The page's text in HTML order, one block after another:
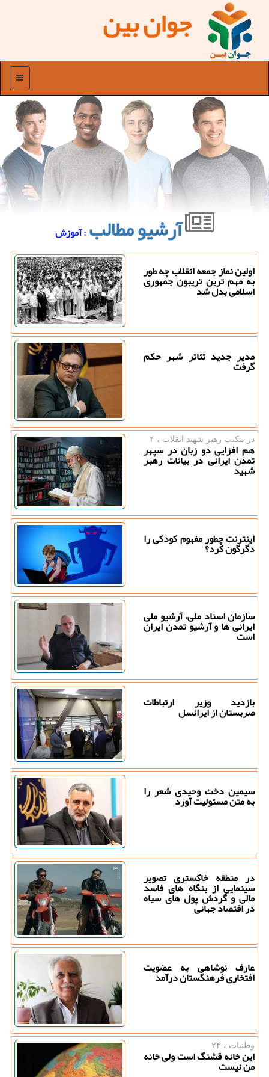
جوان بین
منو
آرشیو مطالب : آموزش
اولین نماز جمعه انقلاب چه طور
به مهم ترین تریبون جمهوری
اسلامی بدل شد
مدیر جدید تئاتر شهر حکم
گرفت
در مكتب رهبر شهید انقلاب ، ۴
هم افزایی دو زبان در سپهر
تمدن ایرانی در بیانات رهبر
شهید
اینترنت چطور مفهوم کودکی را
دگرگون کرد؟
سازمان اسناد ملی، آرشیو ملی
ایرانی ها و آرشیو تمدن ایران
است
بازدید وزیر ارتباطات
صربستان از ایرانسل
سیمین دخت وحیدی شعر را
به متن مسئولیت آورد
در منطقه خاکستری تصویر
سینمایی از بنگاه های فاسد
مالی و گردش پول های سیاه
در اقتصاد جهانی
عارف نوشاهی به عضویت
افتخاری فرهنگستان درآمد
وطنیات ، ۲۴
این خانه قشنگ است ولی خانه
من نیست